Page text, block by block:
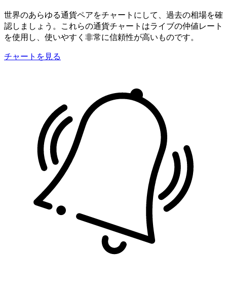
世界のあらゆる通貨ペアをチャートにして、過去の相場を確
認しましょう。これらの通貨チャートはライブの仲値レート
を使用し、使いやすく非常に信頼性が高いものです。
チャートを見る